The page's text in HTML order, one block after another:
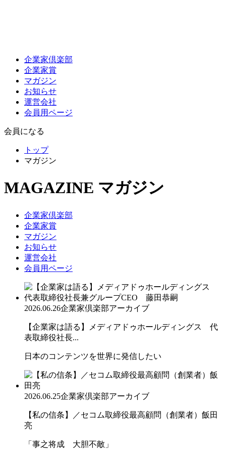
企業家倶楽部
企業家賞
マガジン
お知らせ
運営会社
会員用ページ
会員になる
トップ
マガジン
MAGAZINE マガジン
企業家倶楽部
企業家賞
マガジン
お知らせ
運営会社
会員用ページ
2026.06.26企業家倶楽部アーカイブ
【企業家は語る】メディアドゥホールディングス 代
表取締役社長...
日本のコンテンツを世界に発信したい
2026.06.25企業家倶楽部アーカイブ
【私の信条】／セコム取締役最高顧問（創業者）飯田
亮
「事之将成 大胆不敵」